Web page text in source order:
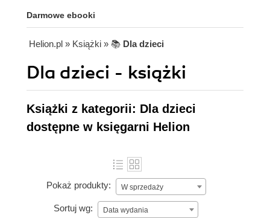
Darmowe ebooki
Helion.pl » Książki » 📚 Dla dzieci
Dla dzieci - książki
Książki z kategorii: Dla dzieci
dostępne w księgarni Helion
Pokaż produkty: W sprzedaży
Sortuj wg: Data wydania